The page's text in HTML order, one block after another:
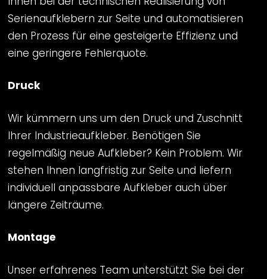
Serienaufklebern zur Seite und automatisieren
den Prozess für eine gesteigerte Effizienz und
eine geringere Fehlerquote.
Druck
Wir kümmern uns um den Druck und Zuschnitt
Ihrer Industrieaufkleber. Benötigen Sie
regelmäßig neue Aufkleber? Kein Problem. Wir
stehen Ihnen langfristig zur Seite und liefern
individuell anpassbare Aufkleber auch über
längere Zeiträume.
Montage
Unser erfahrenes Team unterstützt Sie bei der